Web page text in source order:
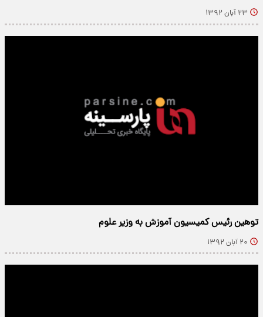
۲۳ آبان ۱۳۹۲
توهین رئیس کمیسیون آموزش به وزیر علوم
۲۰ آبان ۱۳۹۲